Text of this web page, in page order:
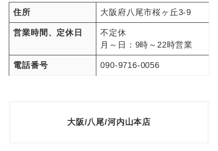
住所 大阪府八尾市桜ヶ丘3-9
営業時間、定休日
不定休
月～日：9時～22時営業
電話番号 090-9716-0056
大阪/八尾/河内山本店